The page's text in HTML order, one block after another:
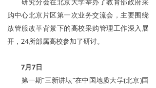
购中心北京片区第一次业务交流会，主要围绕
放管服改革背景下的高校采购管理工作深入展
开，24所部属高校参加了研讨。
7月7日
第一期“三新讲坛”在中国地质大学(北京)国